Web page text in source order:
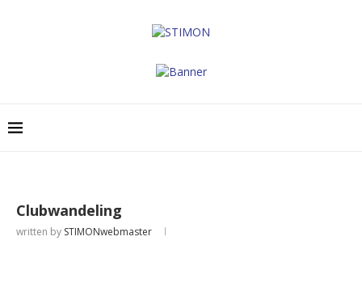
Clubwandeling
written by STIMONwebmaster